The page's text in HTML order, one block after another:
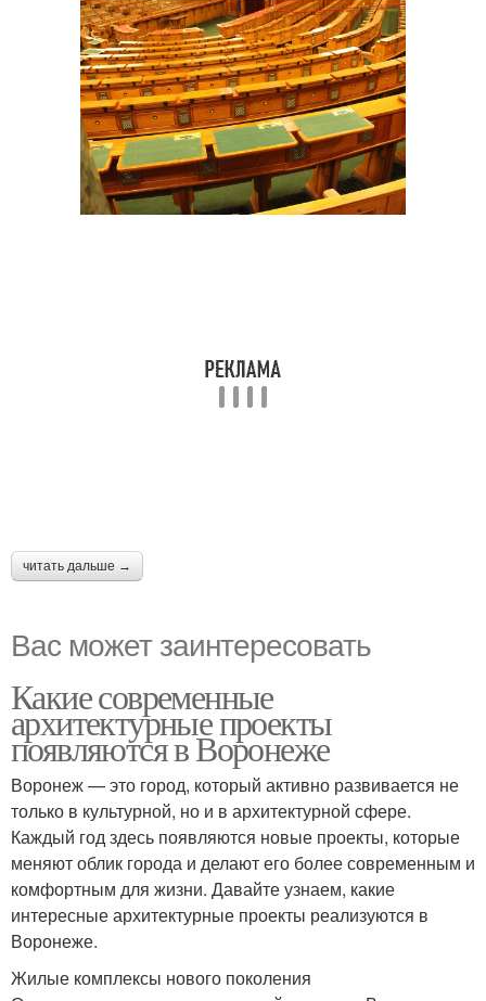
читать дальше →
Вас может заинтересовать
Какие современные
архитектурные проекты
появляются в Воронеже
Воронеж — это город, который активно развивается не
только в культурной, но и в архитектурной сфере.
Каждый год здесь появляются новые проекты, которые
меняют облик города и делают его более современным и
комфортным для жизни. Давайте узнаем, какие
интересные архитектурные проекты реализуются в
Воронеже.
Жилые комплексы нового поколения